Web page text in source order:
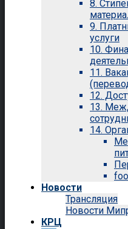
8.
9.
услуги
10.
11.
12.
13.
14.
Новости
Трансляция
Новости
КРЦ